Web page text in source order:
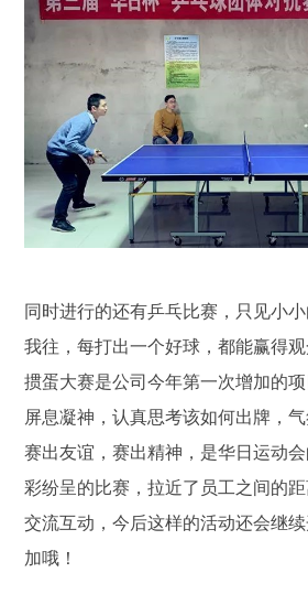
同时进行的还有乒乓比赛，只见小
我往，每打出一个好球，都能赢得观
掼蛋大赛是公司今年第一次增加的
屏息凝神，认真思考该如何出牌，气
赛出友谊，赛出精神，是华日运动
彩纷呈的比赛，拉近了员工之间的
交流互动，今后这样的活动还会继
加哦！